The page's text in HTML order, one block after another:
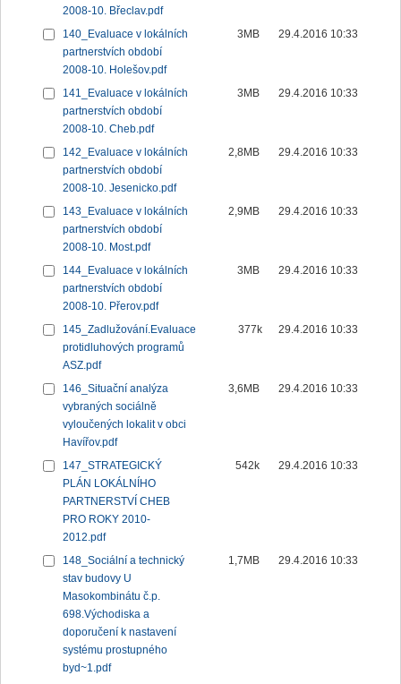
2008-10. Břeclav.pdf
140_Evaluace v lokálních
partnerstvích období
2008-10. Holešov.pdf
3MB 29.4.2016 10:33
141_Evaluace v lokálních
partnerstvích období
2008-10. Cheb.pdf
3MB 29.4.2016 10:33
142_Evaluace v lokálních
partnerstvích období
2008-10. Jesenicko.pdf
2,8MB 29.4.2016 10:33
143_Evaluace v lokálních
partnerstvích období
2008-10. Most.pdf
2,9MB 29.4.2016 10:33
144_Evaluace v lokálních
partnerstvích období
2008-10. Přerov.pdf
3MB 29.4.2016 10:33
145_Zadlužování.Evaluace
protidluhových programů
ASZ.pdf
377k 29.4.2016 10:33
146_Situační analýza
vybraných sociálně
vyloučených lokalit v obci
Havířov.pdf
3,6MB 29.4.2016 10:33
147_STRATEGICKÝ
PLÁN LOKÁLNÍHO
PARTNERSTVÍ CHEB
PRO ROKY 2010-
2012.pdf
542k 29.4.2016 10:33
148_Sociální a technický
stav budovy U
Masokombinátu č.p.
698.Východiska a
doporučení k nastavení
systému prostupného
byd~1.pdf
1,7MB 29.4.2016 10:33